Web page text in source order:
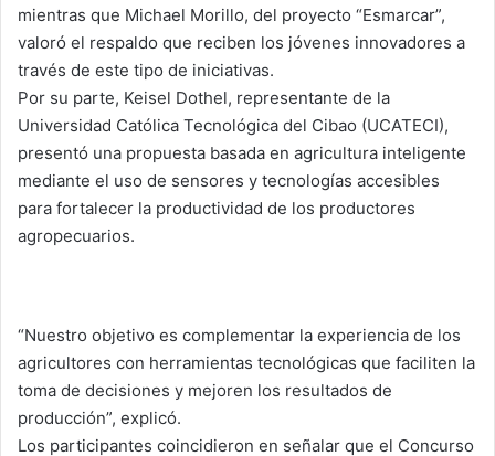
mientras que Michael Morillo, del proyecto “Esmarcar”,
valoró el respaldo que reciben los jóvenes innovadores a
través de este tipo de iniciativas.
Por su parte, Keisel Dothel, representante de la
Universidad Católica Tecnológica del Cibao (UCATECI),
presentó una propuesta basada en agricultura inteligente
mediante el uso de sensores y tecnologías accesibles
para fortalecer la productividad de los productores
agropecuarios.
“Nuestro objetivo es complementar la experiencia de los
agricultores con herramientas tecnológicas que faciliten la
toma de decisiones y mejoren los resultados de
producción”, explicó.
Los participantes coincidieron en señalar que el Concurso